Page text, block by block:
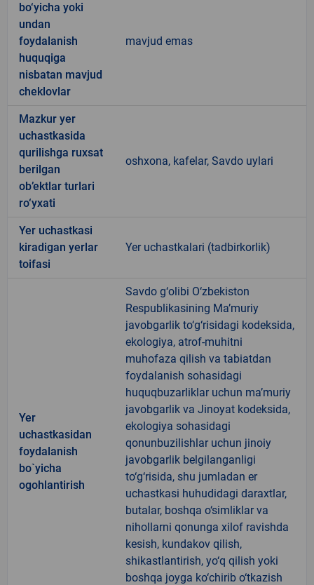
bo‘yicha yoki
undan
foydalanish
huquqiga
nisbatan mavjud
cheklovlar
mavjud emas
Mazkur yer
uchastkasida
qurilishga ruxsat
berilgan
ob’ektlar turlari
ro‘yxati
oshxona, kafelar, Savdo uylari
Yer uchastkasi
kiradigan yerlar
toifasi
Yer uchastkalari (tadbirkorlik)
Yer
uchastkasidan
foydalanish
bo`yicha
ogohlantirish
Savdo g‘olibi O‘zbekiston
Respublikasining Ma’muriy
javobgarlik to‘g‘risidagi kodeksida,
ekologiya, atrof-muhitni
muhofaza qilish va tabiatdan
foydalanish sohasidagi
huquqbuzarliklar uchun ma’muriy
javobgarlik va Jinoyat kodeksida,
ekologiya sohasidagi
qonunbuzilishlar uchun jinoiy
javobgarlik belgilanganligi
to‘g‘risida, shu jumladan er
uchastkasi huhudidagi daraxtlar,
butalar, boshqa o‘simliklar va
nihollarni qonunga xilof ravishda
kesish, kundakov qilish,
shikastlantirish, yo‘q qilish yoki
boshqa joyga ko‘chirib o‘tkazish